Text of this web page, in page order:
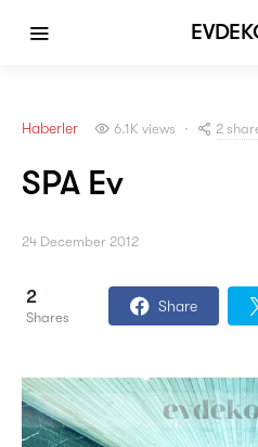
Haberler 6.1K views 2
SPA Ev
24 December 2012
2
Shares
Share